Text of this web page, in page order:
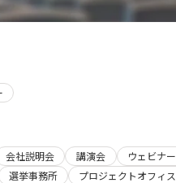
会社説明会 講演会 ウェビナー
選挙事務所 プロジェクトオフィス